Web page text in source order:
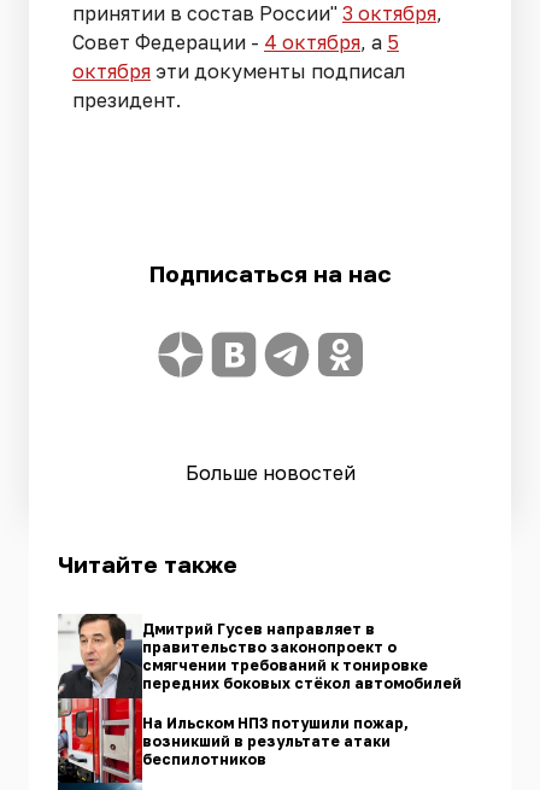
принятии в состав России" 3 октября,
Совет Федерации - 4 октября, а 5
октября эти документы подписал
президент.
Подписаться на нас
Больше новостей
Читайте также
Дмитрий Гусев направляет в
правительство законопроект о
смягчении требований к тонировке
передних боковых стёкол автомобилей
На Ильском НПЗ потушили пожар,
возникший в результате атаки
беспилотников